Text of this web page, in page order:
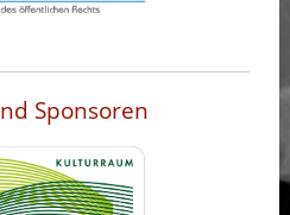
Sponsoren